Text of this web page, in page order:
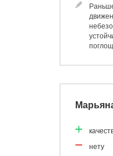
нету